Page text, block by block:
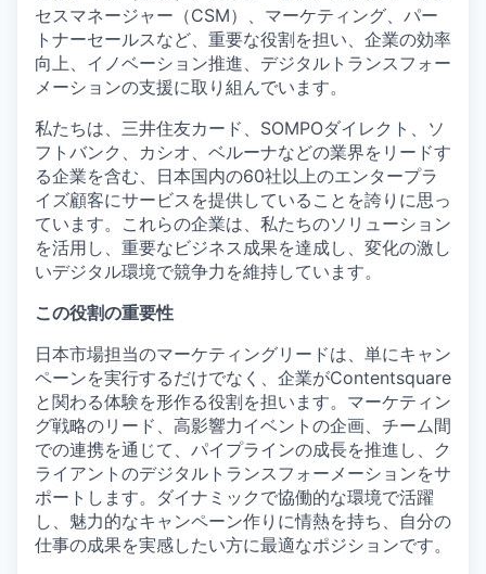
セスマネージャー（CSM）、マーケティング、パー
トナーセールスなど、重要な役割を担い、企業の効率
向上、イノベーション推進、デジタルトランスフォー
メーションの支援に取り組んでいます。
私たちは、三井住友カード、SOMPOダイレクト、ソ
フトバンク、カシオ、ベルーナなどの業界をリードす
る企業を含む、日本国内の60社以上のエンタープラ
イズ顧客にサービスを提供していることを誇りに思っ
ています。これらの企業は、私たちのソリューション
を活用し、重要なビジネス成果を達成し、変化の激し
いデジタル環境で競争力を維持しています。
この役割の重要性
日本市場担当のマーケティングリードは、単にキャン
ペーンを実行するだけでなく、企業がContentsquare
と関わる体験を形作る役割を担います。マーケティン
グ戦略のリード、高影響力イベントの企画、チーム間
での連携を通じて、パイプラインの成長を推進し、ク
ライアントのデジタルトランスフォーメーションをサ
ポートします。ダイナミックで協働的な環境で活躍
し、魅力的なキャンペーン作りに情熱を持ち、自分の
仕事の成果を実感したい方に最適なポジションです。